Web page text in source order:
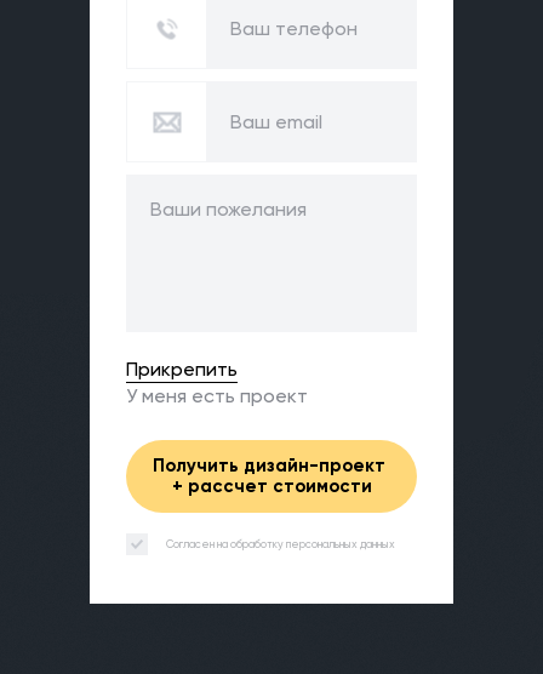
Прикрепить
У меня есть проект
Получить дизайн-проект
+ рассчет стоимости
Согласен на обработку персональных данных